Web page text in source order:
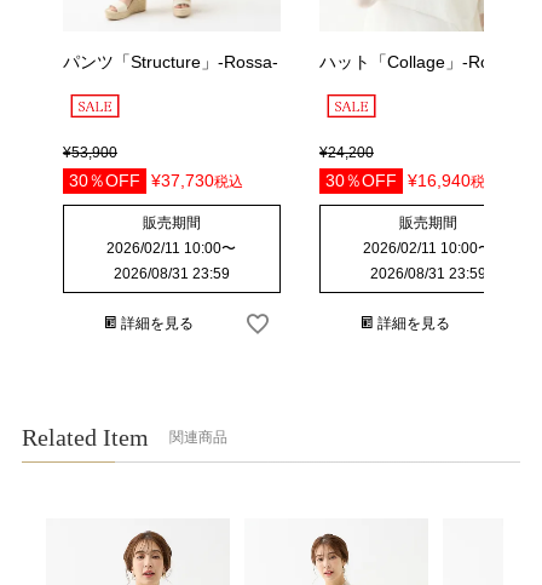
パンツ「Structure」-Rossa-
¥53,900
30％OFF ¥37,730税込
販売期間
2026/02/11 10:00〜
2026/08/31 23:59
詳細を見る
ハット「Collage」-Rossa-
¥24,200
30％OFF ¥16,940税込
販売期間
2026/02/11 10:00〜
2026/08/31 23:59
詳細を見る
Related Item 関連商品